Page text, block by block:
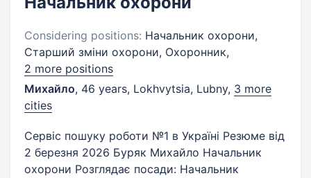
Considering positions: Начальник охорони,
Старший зміни охорони, Охоронник,
2 more positions
Михайло, 46 years, Lokhvytsia, Lubny, 3 more
cities
Сервіс пошуку роботи №1 в Україні Резюме від
2 березня 2026 Буряк Михайло Начальник
охорони Розглядає посади: Начальник